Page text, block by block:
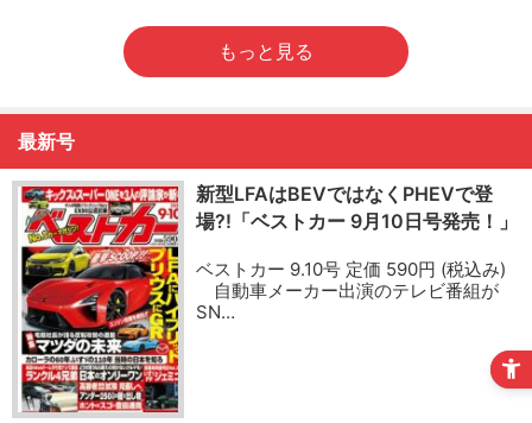
もっと見る
最新号
新型LFAはBEVではなくPHEVで登
場?!「ベストカー 9月10日号発売！」
ベストカー 9.10号 定価 590円 (税込み)
自動車メーカー出演のテレビ番組が
SN…